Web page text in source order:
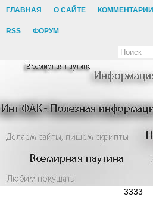
ГЛАВНАЯ О САЙТЕ КОММЕНТАРИИ
RSS ФОРУМ
3333